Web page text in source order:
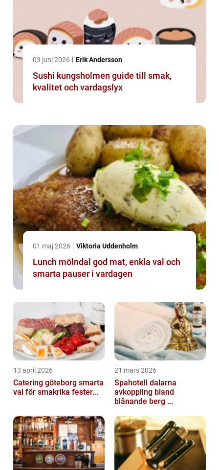
03 juni 2026 Erik Andersson
Sushi kungsholmen guide till smak,
kvalitet och vardagslyx
01 maj 2026 Viktoria Uddenholm
Lunch mölndal god mat, enkla val och
smarta pauser i vardagen
13 april 2026
Catering göteborg smarta
val för smakrika fester...
21 mars 2026
Spahotell dalarna
avkoppling bland
blånande berg ...